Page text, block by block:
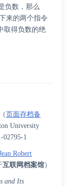
负数，那么
来的两个指令
取得负数的绝
（页面存档备
University
02795-1
Robert
互联网档案馆）
and Its